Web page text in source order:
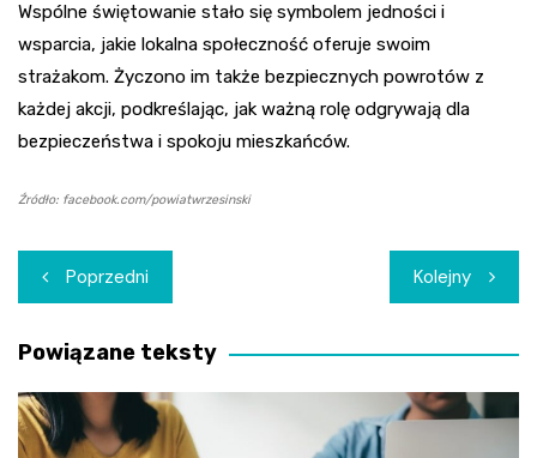
Wspólne świętowanie stało się symbolem jedności i
wsparcia, jakie lokalna społeczność oferuje swoim
strażakom. Życzono im także bezpiecznych powrotów z
każdej akcji, podkreślając, jak ważną rolę odgrywają dla
bezpieczeństwa i spokoju mieszkańców.
Źródło: facebook.com/powiatwrzesinski
Nawigacja
wpisu
Poprzedni Kolejny
Powiązane teksty